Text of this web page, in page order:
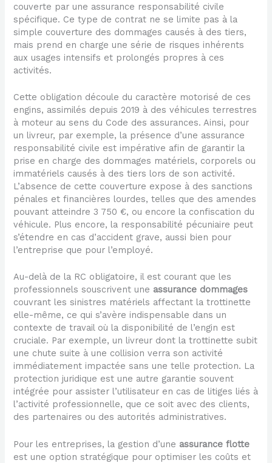
couverte par une assurance responsabilité civile
spécifique. Ce type de contrat ne se limite pas à la
simple couverture des dommages causés à des tiers,
mais prend en charge une série de risques inhérents
aux usages intensifs et prolongés propres à ces
activités.
Cette obligation découle du caractère motorisé de ces
engins, assimilés depuis 2019 à des véhicules terrestres
à moteur au sens du Code des assurances. Ainsi, pour
un livreur, par exemple, la présence d’une assurance
responsabilité civile est impérative afin de garantir la
prise en charge des dommages matériels, corporels ou
immatériels causés à des tiers lors de son activité.
L’absence de cette couverture expose à des sanctions
pénales et financières lourdes, telles que des amendes
pouvant atteindre 3 750 €, ou encore la confiscation du
véhicule. Plus encore, la responsabilité pécuniaire peut
s’étendre en cas d’accident grave, aussi bien pour
l’entreprise que pour l’employé.
Au-delà de la RC obligatoire, il est courant que les
professionnels souscrivent une assurance dommages
couvrant les sinistres matériels affectant la trottinette
elle-même, ce qui s’avère indispensable dans un
contexte de travail où la disponibilité de l’engin est
cruciale. Par exemple, un livreur dont la trottinette subit
une chute suite à une collision verra son activité
immédiatement impactée sans une telle protection. La
protection juridique est une autre garantie souvent
intégrée pour assister l’utilisateur en cas de litiges liés à
l’activité professionnelle, que ce soit avec des clients,
des partenaires ou des autorités administratives.
Pour les entreprises, la gestion d’une assurance flotte
est une option stratégique pour optimiser les coûts et